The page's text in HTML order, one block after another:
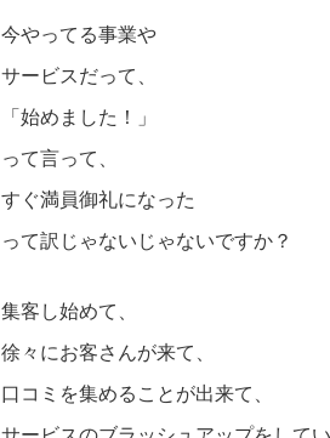
今やってる事業や
サービスだって、
「始めました！」
って言って、
すぐ満員御礼になった
って訳じゃないじゃないですか？
集客し始めて、
徐々にお客さんが来て、
口コミを集めることが出来て、